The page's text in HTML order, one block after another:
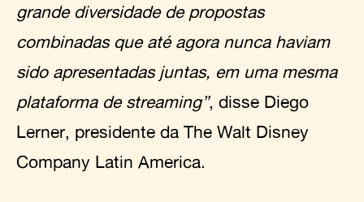
grande diversidade de propostas
combinadas que até agora nunca haviam
sido apresentadas juntas, em uma mesma
plataforma de streaming”, disse Diego
Lerner, presidente da The Walt Disney
Company Latin America.